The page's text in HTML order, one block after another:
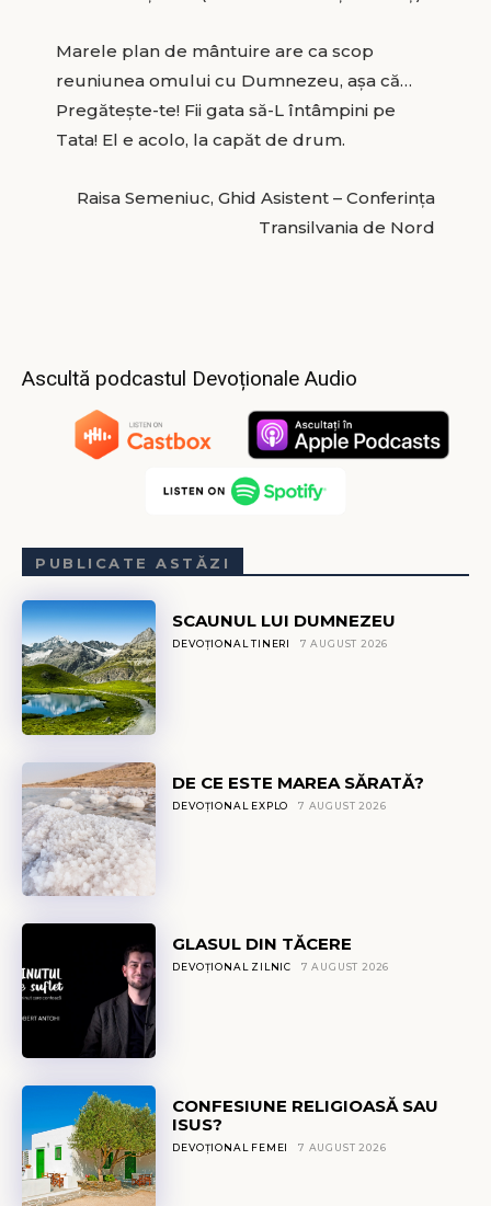
Marele plan de mântuire are ca scop
reuniunea omului cu Dumnezeu, așa că…
Pregătește-te! Fii gata să-L întâmpini pe
Tata! El e acolo, la capăt de drum.
Raisa Semeniuc, Ghid Asistent – Conferința
Transilvania de Nord
Ascultă podcastul Devoționale Audio
PUBLICATE ASTĂZI
SCAUNUL LUI DUMNEZEU
DEVOȚIONAL TINERI 7 AUGUST 2026
DE CE ESTE MAREA SĂRATĂ?
DEVOȚIONAL EXPLO 7 AUGUST 2026
GLASUL DIN TĂCERE
DEVOȚIONAL ZILNIC 7 AUGUST 2026
CONFESIUNE RELIGIOASĂ SAU
ISUS?
DEVOȚIONAL FEMEI 7 AUGUST 2026